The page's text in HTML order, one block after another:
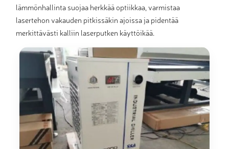
lämmönhallinta suojaa herkkää optiikkaa, varmistaa
lasertehon vakauden pitkissäkin ajoissa ja pidentää
merkittävästi kalliin laserputken käyttöikää.